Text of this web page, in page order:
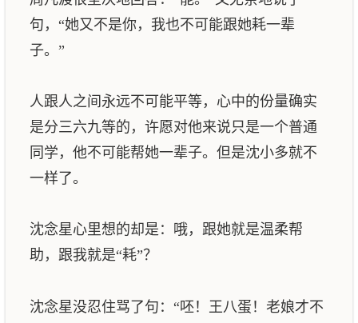
句，“她又不是你，我也不可能跟她耗一辈
子。”
人跟人之间永远不可能平等，心中的份量确实
是分三六九等的，许愿对他来说只是一个普通
同学，他不可能帮她一辈子。但是沈小多就不
一样了。
沈念星心里想的却是：哦，跟她就是温柔帮
助，跟我就是“耗”？
沈念星没忍住骂了句：“呸！王八蛋！老娘才不